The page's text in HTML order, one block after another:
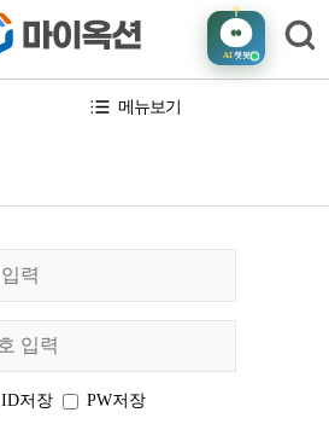
AI챗봇
메뉴보기
ID저장 PW저장